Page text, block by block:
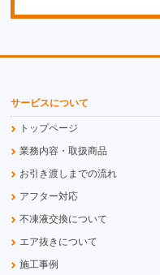
サービスについて
トップページ
業務内容・取扱商品
お引き渡しまでの流れ
アフター対応
不凍液交換について
エア抜きについて
施工事例